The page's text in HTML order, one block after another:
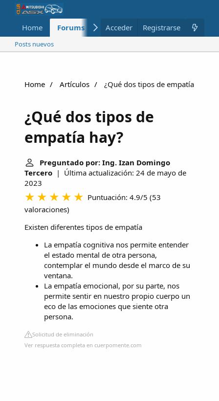
Home Forums Nuevo Miembros
Acceder Registrarse
Posts nuevos
Home Artículos ¿Qué dos tipos de empatía hay?
¿Qué dos tipos de
empatía hay?
Preguntado por: Ing. Izan Domingo
Tercero | Última actualización: 24 de mayo de
2023
Puntuación: 4.9/5 (53
valoraciones)
Existen diferentes tipos de empatía
La empatía cognitiva nos permite entender
el estado mental de otra persona,
contemplar el mundo desde el marco de su
ventana.
La empatía emocional, por su parte, nos
permite sentir en nuestro propio cuerpo un
eco de las emociones que siente otra
persona.
Solicitud de eliminación
Ver respuesta completa en cuerpomente.com